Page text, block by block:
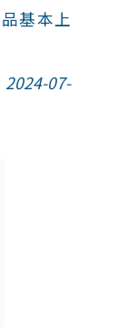
基本上
07-